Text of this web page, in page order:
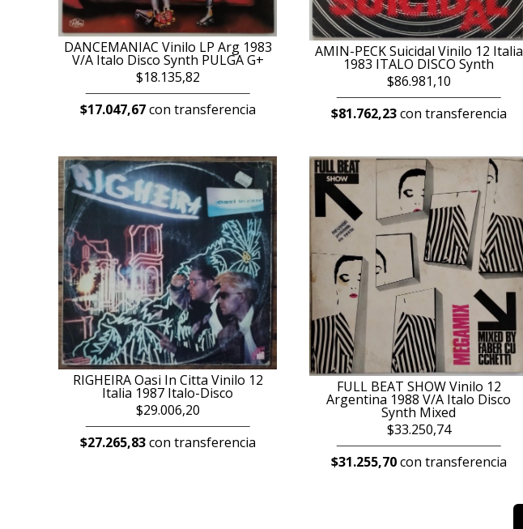
DANCEMANIAC Vinilo LP Arg 1983
V/A Italo Disco Synth PULGA G+
$18.135,82
$17.047,67con transferencia
AMIN-PECK Suicidal Vinilo 12 Italia
1983 ITALO DISCO Synth
$86.981,10
$81.762,23con transferencia
RIGHEIRA Oasi In Citta Vinilo 12
Italia 1987 Italo-Disco
$29.006,20
$27.265,83con transferencia
FULL BEAT SHOW Vinilo 12
Argentina 1988 V/A Italo Disco
Synth Mixed
$33.250,74
$31.255,70con transferencia